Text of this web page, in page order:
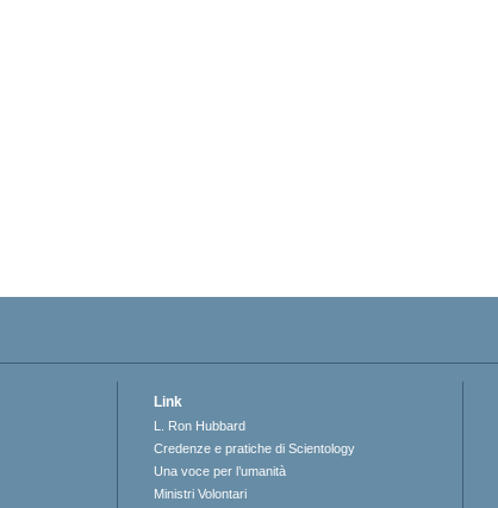
Link
L. Ron Hubbard
Credenze e pratiche di Scientology
Una voce per l’umanità
Ministri Volontari